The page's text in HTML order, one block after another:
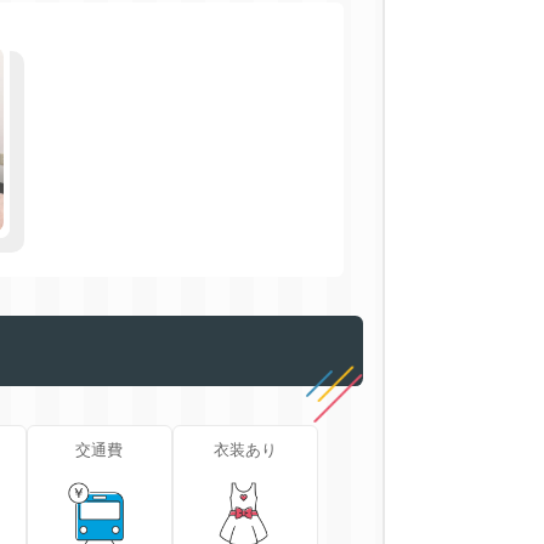
交通費 衣装あり